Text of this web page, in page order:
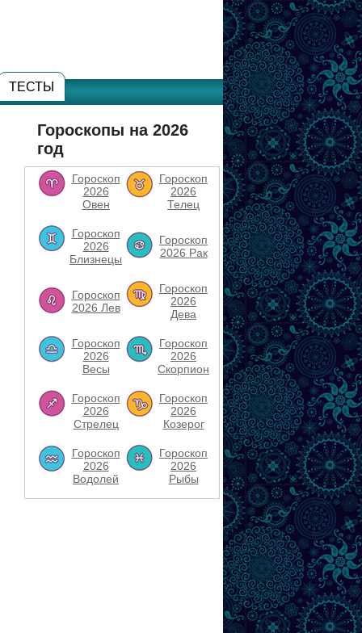
ТЕСТЫ
Гороскопы на 2026
год
Гороскоп
2026
Овен
Гороскоп
2026
Телец
Гороскоп
2026
Близнецы
Гороскоп
2026 Рак
Гороскоп
2026 Лев
Гороскоп
2026
Дева
Гороскоп
2026
Весы
Гороскоп
2026
Скорпион
Гороскоп
2026
Стрелец
Гороскоп
2026
Козерог
Гороскоп
2026
Водолей
Гороскоп
2026
Рыбы